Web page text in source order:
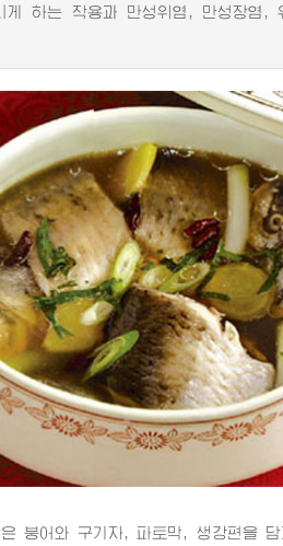
게 하는 작용과 만성위염, 만성장염
붕어와 구기자, 파토막, 생강편을 담